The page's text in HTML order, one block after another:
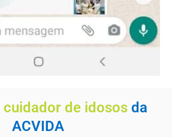
cuidador de idosos da
ACVIDA